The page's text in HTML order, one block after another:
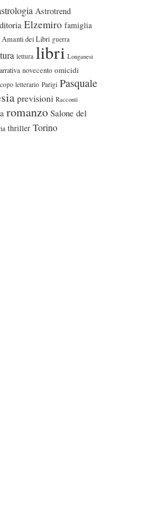
Astrotrend
Elzemiro famiglia
Amanti dei Libri guerra
lettura libri Longanesi
novecento omicidi
letterario Parigi Pasquale
previsioni Racconti
romanzo Salone del
thriller Torino